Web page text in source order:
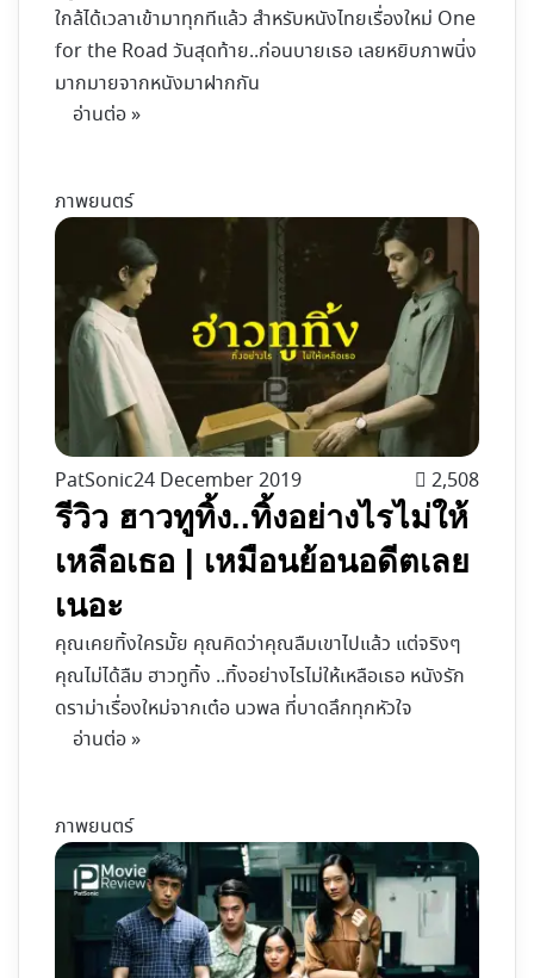
ใกล้ได้เวลาเข้ามาทุกทีแล้ว สำหรับหนังไทยเรื่องใหม่ One
for the Road วันสุดท้าย..ก่อนบายเธอ เลยหยิบภาพนิ่ง
มากมายจากหนังมาฝากกัน
อ่านต่อ »
ภาพยนตร์
PatSonic24 December 2019 2,508
รีวิว ฮาวทูทิ้ง..ทิ้งอย่างไรไม่ให้
เหลือเธอ | เหมือนย้อนอดีตเลย
เนอะ
คุณเคยทิ้งใครมั้ย คุณคิดว่าคุณลืมเขาไปแล้ว แต่จริงๆ
คุณไม่ได้ลืม ฮาวทูทิ้ง ..ทิ้งอย่างไรไม่ให้เหลือเธอ หนังรัก
ดราม่าเรื่องใหม่จากเต๋อ นวพล ที่บาดลึกทุกหัวใจ
อ่านต่อ »
ภาพยนตร์